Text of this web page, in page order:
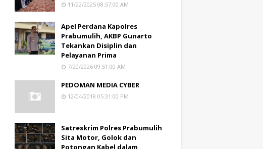
11/22/2025 08:57:00 AM
Apel Perdana Kapolres
Prabumulih, AKBP Gunarto
Tekankan Disiplin dan
Pelayanan Prima
7/20/2026 09:51:00 AM
PEDOMAN MEDIA CYBER
12/04/2018 05:31:00 PM
Satreskrim Polres Prabumulih
Sita Motor, Golok dan
Potongan Kabel dalam